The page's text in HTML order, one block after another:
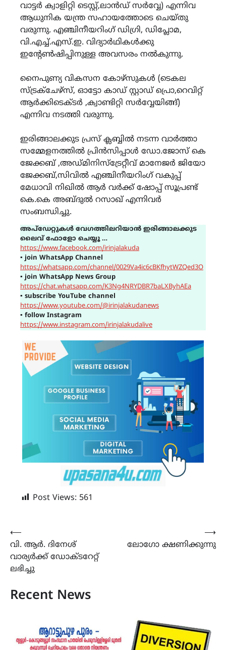
വാട്ടർ ക്വാളിറ്റി ടെസ്റ്റ്,ലാൻഡ് സർവ്വേ) എന്നിവ
ആധുനിക യന്ത്ര സഹായത്തോടെ ചെയ്തു
വരുന്നു. എഞ്ചിനീയറിംഗ് ഡിഗ്രി, ഡിപ്ലോമ,
വി.എച്ച്.എസ്.ഇ. വിദ്യാർഥികൾക്കു
ഇന്റേൺഷിപ്പിനുള്ള അവസരം നൽകുന്നു.
നൈപുണ്യ വികസന കോഴ്സുകൾ (ടെകല
സ്ട്രക്‌ചേഴ്‌സ്, ഓട്ടോ കാഡ് സ്റ്റാഡ് പ്രൊ,റെവിറ്റ്
ആർക്കിടെക്ടർ ,ക്വാണ്ടിറ്റി സർവ്വേയിങ്ങ്)
എന്നിവ നടത്തി വരുന്നു.
ഇരിങ്ങാലക്കുട പ്രസ് ക്ലബ്ബിൽ നടന്ന വാർത്താ
സമ്മേളനത്തിൽ പ്രിൻസിപ്പാൾ ഡോ.ജോസ് കെ
ജേക്കബ് ,അഡ്മിനിസ്ട്രേറ്റീവ് മാനേജർ ജിയോ
ജേക്കബ്,സിവിൽ എഞ്ചിനീയറിംഗ് വകുപ്പ്
മേധാവി നിഖിൽ ആർ വർക്ക് ഷോപ്പ് സൂപ്രണ്ട്
കെ.കെ അബ്ദുൽ റസാഖ് എന്നിവർ
സംബന്ധിച്ചു.
അപ്ഡേറ്റുകൾ വേഗത്തിലറിയാൻ ഇരിങ്ങാലക്കുട
ലൈവ് ഫോളോ ചെയ്യൂ …
https://www.facebook.com/irinjalakuda
▪join WhatsApp Channel
https://whatsapp.com/channel/0029Va4ic6cBKfhytWZQed3O
▪join WhatsApp News Group
https://chat.whatsapp.com/K3Ng4NRYDBR7baLXByhAEa
▪ subscribe YouTube channel
https://www.youtube.com/@irinjalakudanews
▪ follow Instagram
https://www.instagram.com/irinjalakudalive
Post Views: 561
Post
navigation
⟵
വി. ആർ. ദിനേശ്
വാര്യർക്ക് ഡോക്ടറേറ്റ്
ലഭിച്ചു
ലോഗോ ക്ഷണിക്കുന്നു
⟶
Recent News